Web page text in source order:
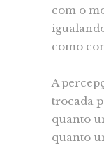
com o
como
A
trocada
quanto
quanto